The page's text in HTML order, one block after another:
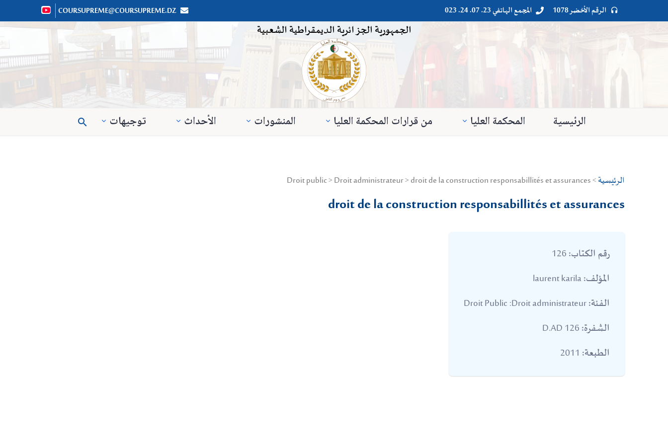

 الرقم الأخضر 1078 
 المجمع الهاتفي 23. 07. 24. 023 

COURSUPREME@COURSUPREME.DZ
الجمهورية الجزائرية الديمقراطية الشعبية
الرئيسية المحكمة العليا من قرارات المحكمة العليا المنشورات الأحداث توجيهات 
الرئيسية> Droit public > Droit administrateur > droit de la construction responsabillités et assurances
droit de la construction responsabillités et assurances
رقم الكتاب:
المؤلف:
الفئة:
الشفرة:
الطبعة: